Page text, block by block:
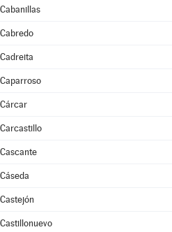
Cabanillas
Cabredo
Cadreita
Caparroso
Cárcar
Carcastillo
Cascante
Cáseda
Castejón
Castillonuevo